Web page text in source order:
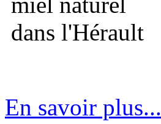
En savoir plus...